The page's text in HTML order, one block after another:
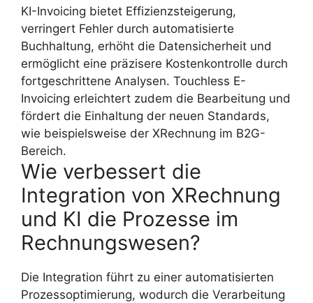
KI-Invoicing bietet Effizienzsteigerung,
verringert Fehler durch automatisierte
Buchhaltung, erhöht die Datensicherheit und
ermöglicht eine präzisere Kostenkontrolle durch
fortgeschrittene Analysen. Touchless E-
Invoicing erleichtert zudem die Bearbeitung und
fördert die Einhaltung der neuen Standards,
wie beispielsweise der XRechnung im B2G-
Bereich.
Wie verbessert die
Integration von XRechnung
und KI die Prozesse im
Rechnungswesen?
Die Integration führt zu einer automatisierten
Prozessoptimierung, wodurch die Verarbeitung